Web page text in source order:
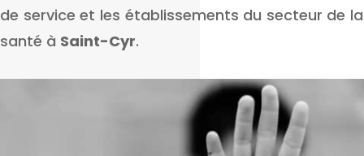
de service et les établissements du secteur de la
santé à Saint-Cyr.